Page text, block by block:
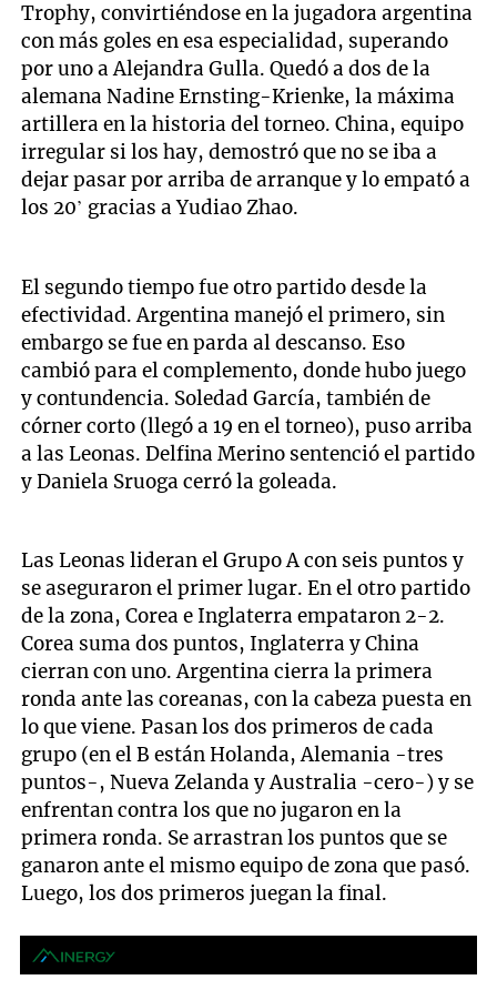
Trophy, convirtiéndose en la jugadora argentina
con más goles en esa especialidad, superando
por uno a Alejandra Gulla. Quedó a dos de la
alemana Nadine Ernsting-Krienke, la máxima
artillera en la historia del torneo. China, equipo
irregular si los hay, demostró que no se iba a
dejar pasar por arriba de arranque y lo empató a
los 20’ gracias a Yudiao Zhao.
El segundo tiempo fue otro partido desde la
efectividad. Argentina manejó el primero, sin
embargo se fue en parda al descanso. Eso
cambió para el complemento, donde hubo juego
y contundencia. Soledad García, también de
córner corto (llegó a 19 en el torneo), puso arriba
a las Leonas. Delfina Merino sentenció el partido
y Daniela Sruoga cerró la goleada.
Las Leonas lideran el Grupo A con seis puntos y
se aseguraron el primer lugar. En el otro partido
de la zona, Corea e Inglaterra empataron 2-2.
Corea suma dos puntos, Inglaterra y China
cierran con uno. Argentina cierra la primera
ronda ante las coreanas, con la cabeza puesta en
lo que viene. Pasan los dos primeros de cada
grupo (en el B están Holanda, Alemania -tres
puntos-, Nueva Zelanda y Australia -cero-) y se
enfrentan contra los que no jugaron en la
primera ronda. Se arrastran los puntos que se
ganaron ante el mismo equipo de zona que pasó.
Luego, los dos primeros juegan la final.